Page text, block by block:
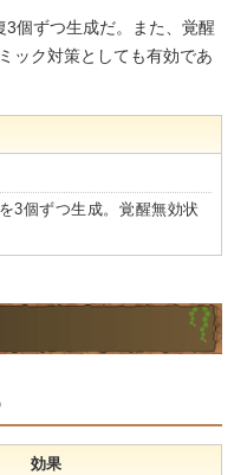
個ずつ生成だ。また、覚醒
ック対策としても有効であ
3個ずつ生成。覚醒無効状
効果